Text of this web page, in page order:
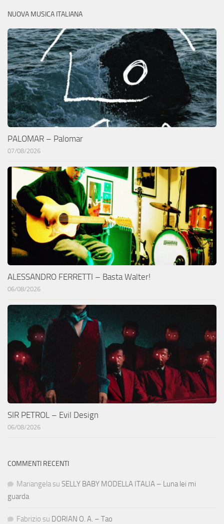
NUOVA MUSICA ITALIANA
PALOMAR – Palomar
07/08/2026
ALESSANDRO FERRETTI – Basta Walter!
06/08/2026
SIR PETROL – Evil Design
06/08/2026
COMMENTI RECENTI
Mariangela su SELLY BABY MODELLA ITALIA – Luna lei mi
guarda
Fabrizio su DORIAN O. A. – Tao